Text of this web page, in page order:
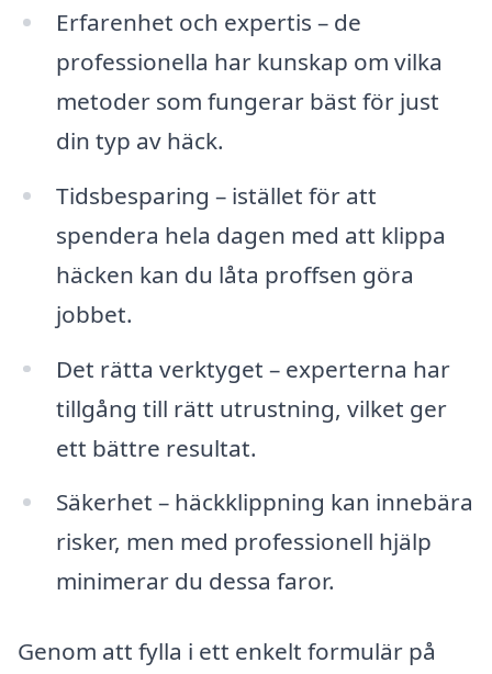
Erfarenhet och expertis – de
professionella har kunskap om vilka
metoder som fungerar bäst för just
din typ av häck.
Tidsbesparing – istället för att
spendera hela dagen med att klippa
häcken kan du låta proffsen göra
jobbet.
Det rätta verktyget – experterna har
tillgång till rätt utrustning, vilket ger
ett bättre resultat.
Säkerhet – häckklippning kan innebära
risker, men med professionell hjälp
minimerar du dessa faror.
Genom att fylla i ett enkelt formulär på